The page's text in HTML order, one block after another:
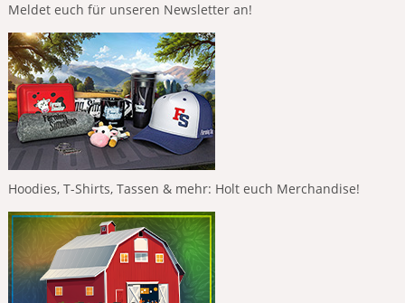
Meldet euch für unseren Newsletter an!
Hoodies, T-Shirts, Tassen & mehr: Holt euch Merchandise!